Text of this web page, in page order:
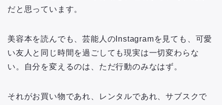
だと思っています。
美容本を読んでも、芸能人のInstagramを見ても、可愛
い友人と同じ時間を過ごしても現実は一切変わらな
い。自分を変えるのは、ただ行動のみなはず。
それがお買い物であれ、レンタルであれ、サブスクで